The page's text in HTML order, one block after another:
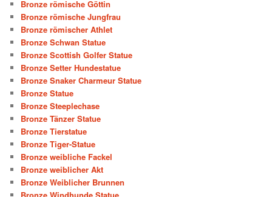
Bronze römische Göttin
Bronze römische Jungfrau
Bronze römischer Athlet
Bronze Schwan Statue
Bronze Scottish Golfer Statue
Bronze Setter Hundestatue
Bronze Snaker Charmeur Statue
Bronze Statue
Bronze Steeplechase
Bronze Tänzer Statue
Bronze Tierstatue
Bronze Tiger-Statue
Bronze weibliche Fackel
Bronze weiblicher Akt
Bronze Weiblicher Brunnen